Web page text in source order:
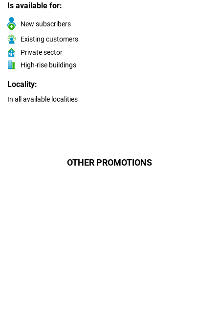
Is available for:
New subscribers
Existing customers
Private sector
High-rise buildings
Locality:
In all available localities
OTHER PROMOTIONS